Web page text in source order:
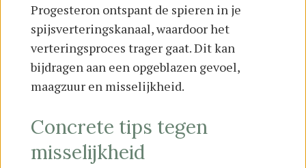
Progesteron ontspant de spieren in je
spijsverteringskanaal, waardoor het
verteringsproces trager gaat. Dit kan
bijdragen aan een opgeblazen gevoel,
maagzuur en misselijkheid.
Concrete tips tegen
misselijkheid